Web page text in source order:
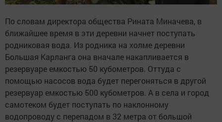
По словам директора общества Рината Миначева, в
ближайшее время в эти деревни начнет поступать
родниковая вода. Из родника на холме деревни
Большая Карланга она вначале накапливается в
резервуаре емкостью 50 кубометров. Оттуда с
помощью насосов вода будет перегоняться в другой
резервуар емкостью 500 кубометров. А в села и город
самотеком будет поступать по наклонному
водопроводу с перепадом в 32 метра от большой